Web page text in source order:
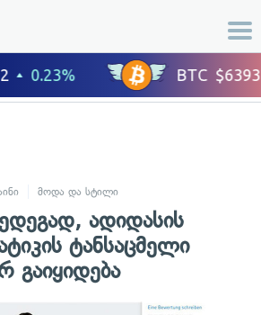
მოდა და სტილი
ადიდასის
ტანსაცმელი
გაიყიდება